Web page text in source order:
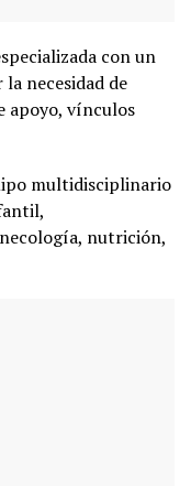
con un
necesidad de
apoyo, vínculos
multidisciplinario
nutrición,